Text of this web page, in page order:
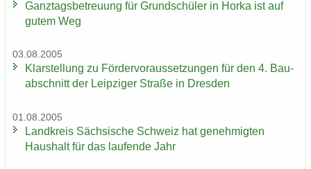
Ganz­tags­be­treu­ung für Grund­schü­ler in Horka ist auf
gutem Weg
03.08.2005
Klar­stel­lung zu För­der­vor­aus­set­zun­gen für den 4. Bau­
ab­schnitt der Leip­zi­ger Stra­ße in Dres­den
01.08.2005
Land­kreis Säch­si­sche Schweiz hat ge­neh­mig­ten
Haus­halt für das lau­fen­de Jahr